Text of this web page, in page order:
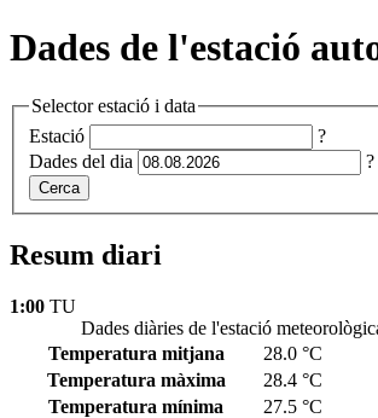
Dades de l'estació
Selector estació i data
Estació
?
Dades del dia
?
Cerca
Resum diari
1:00 TU
Dades diàries de l'estació
Temperatura mitjana
28.0 °C
Temperatura màxima
28.4 °C
Temperatura mínima
27.5 °C